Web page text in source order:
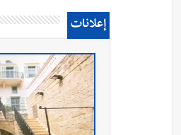
إعلانات